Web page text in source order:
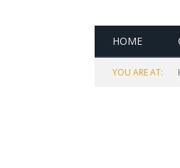
HOME
YOU ARE AT: